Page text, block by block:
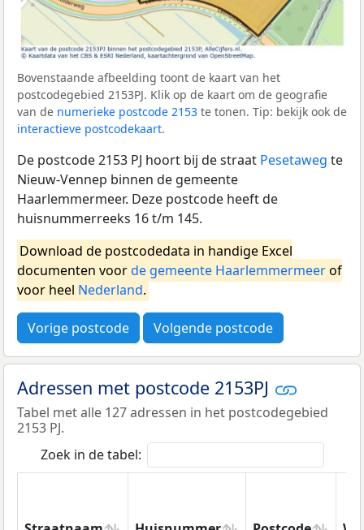
Bovenstaande afbeelding toont de kaart van het
postcodegebied 2153PJ. Klik op de kaart om de geografie
van de numerieke postcode 2153 te tonen. Tip: bekijk ook de
interactieve postcodekaart.
De postcode 2153 PJ hoort bij de straat Pesetaweg te
Nieuw-Vennep binnen de gemeente
Haarlemmermeer. Deze postcode heeft de
huisnummerreeks 16 t/m 145.
Download de postcodedata in handige Excel
documenten voorde gemeente Haarlemmermeerof
voor heel Nederland.
Vorige postcode Volgende postcode
Adressen met postcode 2153PJ
Tabel met alle 127 adressen in het postcodegebied
2153 PJ.
Zoek in de tabel: